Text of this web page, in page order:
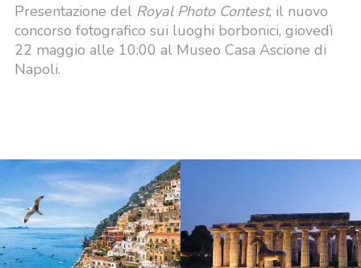
Presentazione del Royal Photo Contest, il nuovo
concorso fotografico sui luoghi borbonici, giovedì
22 maggio alle 10:00 al Museo Casa Ascione di
Napoli.